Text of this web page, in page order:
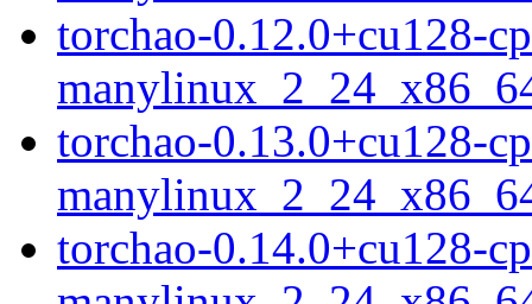
torchao-0.12.0+cu128-
torchao-0.13.0+cu128-
torchao-0.14.0+cu128-